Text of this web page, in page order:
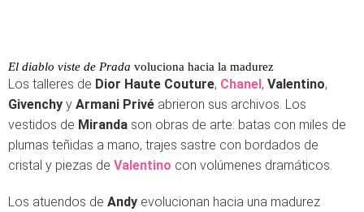
El diablo viste de Prada voluciona hacia la madurez
Los talleres de Dior Haute Couture, Chanel, Valentino,
Givenchy y Armani Privé abrieron sus archivos. Los
vestidos de Miranda son obras de arte: batas con miles de
plumas teñidas a mano, trajes sastre con bordados de
cristal y piezas de Valentino con volúmenes dramáticos.
Los atuendos de Andy evolucionan hacia una madurez